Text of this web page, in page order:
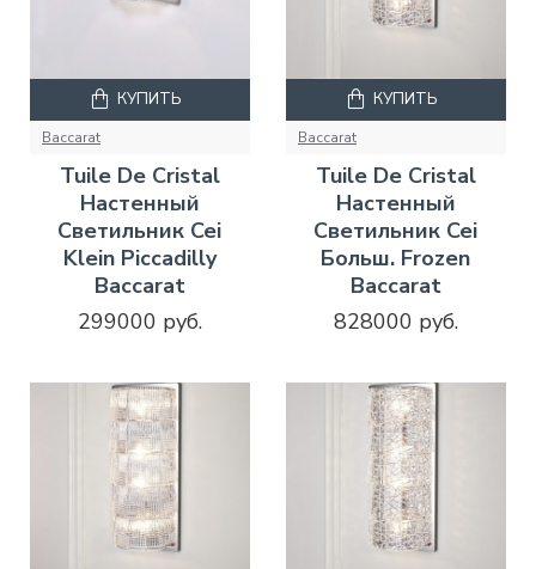
Baccarat
Tuile De Cristal
Настенный
Светильник Cei
Klein Piccadilly
Baccarat
299000 руб.
КУПИТЬ
Baccarat
Tuile De Cristal
Настенный
Светильник Cei
Больш. Frozen
Baccarat
828000 руб.
КУПИТЬ